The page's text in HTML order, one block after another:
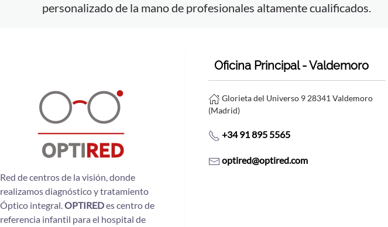
personalizado de la mano de profesionales altamente cualificados.
Red de centros de la visión, donde
realizamos diagnóstico y tratamiento
Óptico integral.OPTIREDes centro de
referencia infantil para el hospital de
Oficina Principal - Valdemoro
Glorieta del Universo 9 28341 Valdemoro
(Madrid)
+34 91 895 5565
optired@optired.com